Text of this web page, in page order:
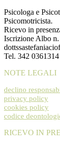
Psicologa e
Psicomotricista.
Ricevo in
Iscrizione Albo n.
Tel. 342 0361314
NOTE LEGALI
declino
privacy policy
cookies policy
codice
RICEVO IN